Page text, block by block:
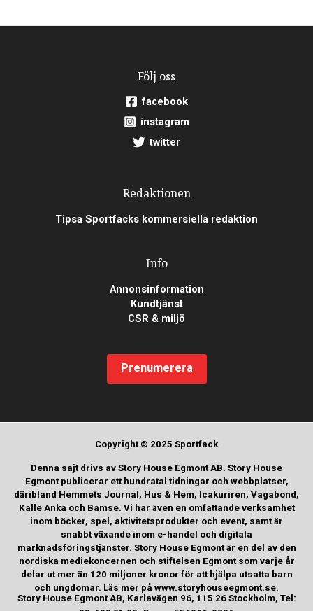
Följ oss
facebook
instagram
twitter
Redaktionen
Tipsa Sportfacks kommersiella redaktion
Info
Annonsinformation
Kundtjänst
CSR & miljö
Prenumerera
Copyright © 2025 Sportfack
Denna sajt drivs av Story House Egmont AB. Story House
Egmont publicerar ett hundratal tidningar och webbplatser,
däribland Hemmets Journal, Hus & Hem, Icakuriren, Vagabond,
Kalle Anka och Bamse. Vi har även en omfattande verksamhet
inom böcker, spel, aktivitetsprodukter och event, samt är
snabbt växande inom e-handel och digitala
marknadsföringstjänster. Story House Egmont är en del av den
nordiska mediekoncernen och stiftelsen Egmont som varje år
delar ut mer än 120 miljoner kronor för att hjälpa utsatta barn
och ungdomar. Läs mer på www.storyhouseegmont.se.
Story House Egmont AB, Karlavägen 96, 115 26 Stockholm, Tel: